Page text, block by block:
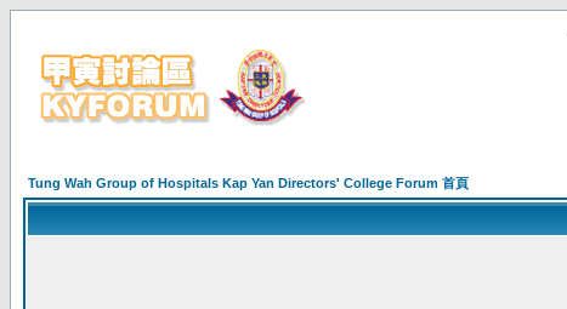
Tung Wah Group of Hospitals Kap Yan Directors' College Forum 首頁